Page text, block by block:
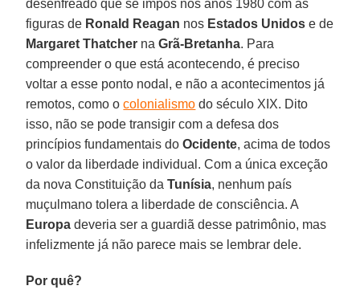
desenfreado que se impôs nos anos 1980 com as
figuras de Ronald Reagan nos Estados Unidos e de
Margaret Thatcher naGrã-Bretanha. Para
compreender o que está acontecendo, é preciso
voltar a esse ponto nodal, e não a acontecimentos já
remotos, como ocolonialismo do século XIX. Dito
isso, não se pode transigir com a defesa dos
princípios fundamentais doOcidente, acima de todos
o valor da liberdade individual. Com a única exceção
da nova Constituição daTunísia, nenhum país
muçulmano tolera a liberdade de consciência. A
Europa deveria ser a guardiã desse patrimônio, mas
infelizmente já não parece mais se lembrar dele.
Por quê?